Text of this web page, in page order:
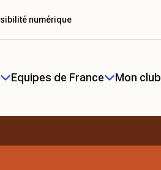
Equipes de France Mon club
numérique